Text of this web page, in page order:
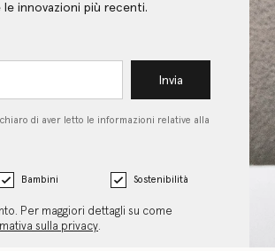
innovazioni più recenti.
Invia
di aver letto le informazioni relative alla
Bambini Sostenibilità
Per maggiori dettagli su come
sulla privacy.